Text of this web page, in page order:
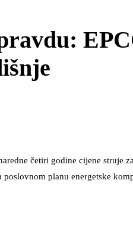
četiri godine cijene struje
poslovnom planu energetske